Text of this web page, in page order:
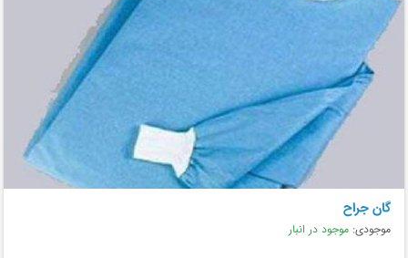
گان جراح
موجودی: موجود در انبار